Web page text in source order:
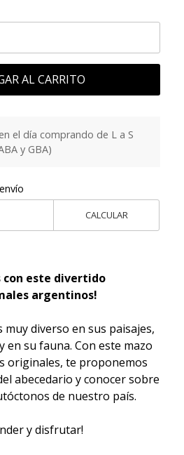
AL CARRITO
el día comprando de L a S
y GBA)
CALCULAR
con este divertido
argentinos!
diverso en sus paisajes,
en su fauna. Con este mazo
originales, te proponemos
abecedario y conocer sobre
de nuestro país.
y disfrutar!